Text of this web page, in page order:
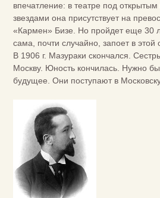
впечатление: в театре под
звездами она присутствует на
«Кармен» Бизе. Но пройдет еще 30
сама, почти случайно, запоет в этой
В 1906 г. Мазураки скончался.
Москву. Юность кончилась. Нужно
будущее. Они поступают в